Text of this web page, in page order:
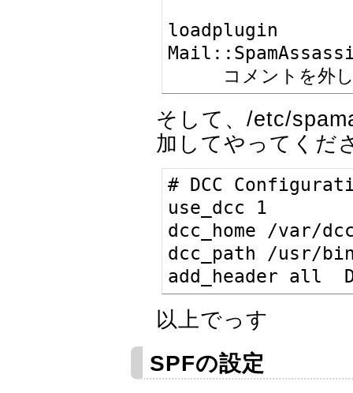
loadplugin
コメントを
そして、/etc/
加してやってくだ
# DCC
use_dcc 1
dcc_home /var/
dcc_path /usr/
add_header all
以上でっす
SPFの設定